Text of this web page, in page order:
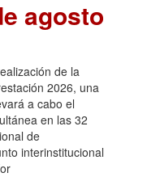
agosto
de la
2026, una
a cabo el
en las 32
de
interinstitucional